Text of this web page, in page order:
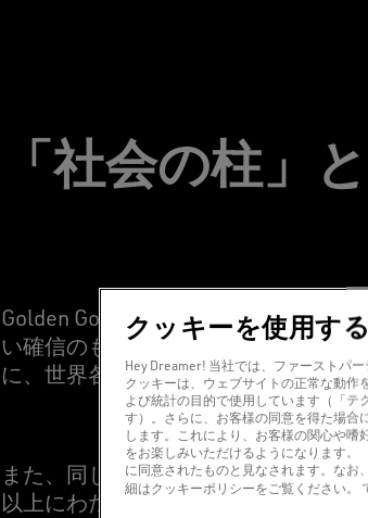
「社会の柱」
Golden Gooseでは、企業文化の枠
い確信のもと、 ボランティアプログ
に、世界各地で人道的イニシアチブ
また、同じ理由から、サプライチェ
以上にわたり、製造工程のあらゆる
クッキーを使用す
Hey Dreamer! 当社では、ファーストパ
クッキーは、ウェブサイトの正常な動作
よび統計の目的で使用しています（「テ
す）。さらに、お客様の同意を得た場合
します。これにより、お客様の関心や
をお楽しみいただけるようになります。
に同意されたものと見なされます。な
細はクッキーポリシーをご覧ください。